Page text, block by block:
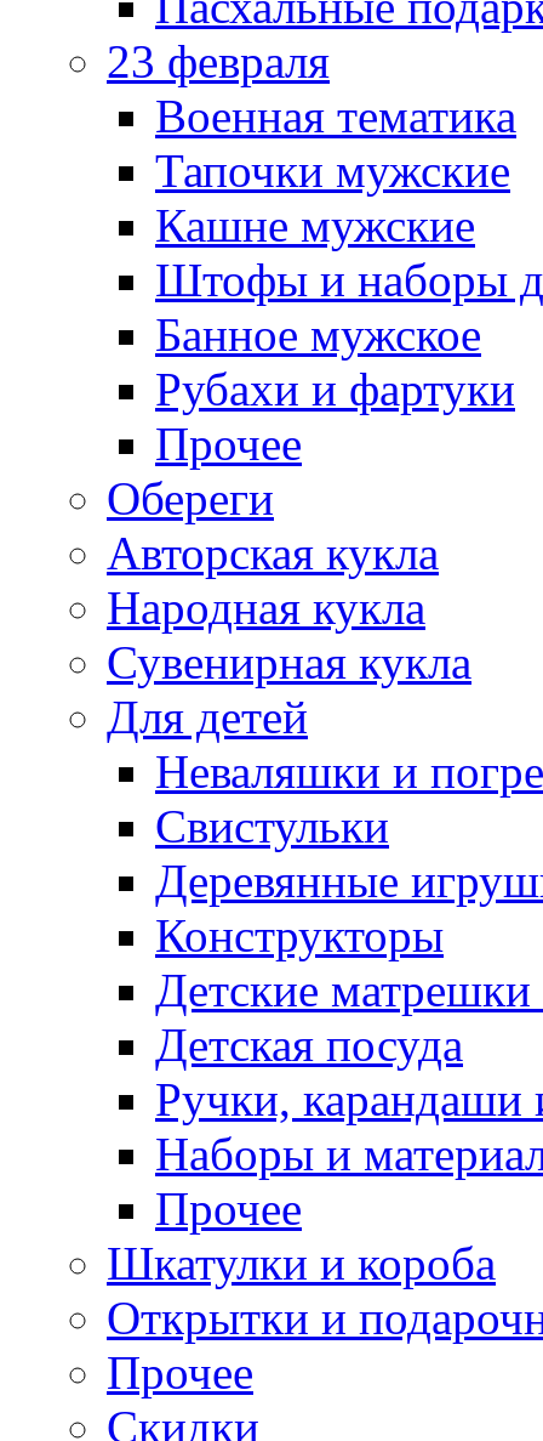
23 февраля
Военная тематика
Тапочки мужские
Кашне мужские
Штофы и наборы
Банное мужское
Рубахи и фартуки
Прочее
Обереги
Авторская кукла
Народная кукла
Сувенирная кукла
Для детей
Неваляшки и
Свистульки
Деревянные
Конструкторы
Детские
Детская посуда
Ручки,
Наборы и
Прочее
Шкатулки и короба
Открытки и
Прочее
Скидки